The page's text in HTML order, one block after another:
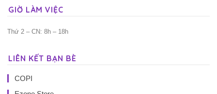
GIỜ LÀM VIỆC
Thứ 2 – CN: 8h – 18h
LIÊN KẾT BẠN BÈ
COPI